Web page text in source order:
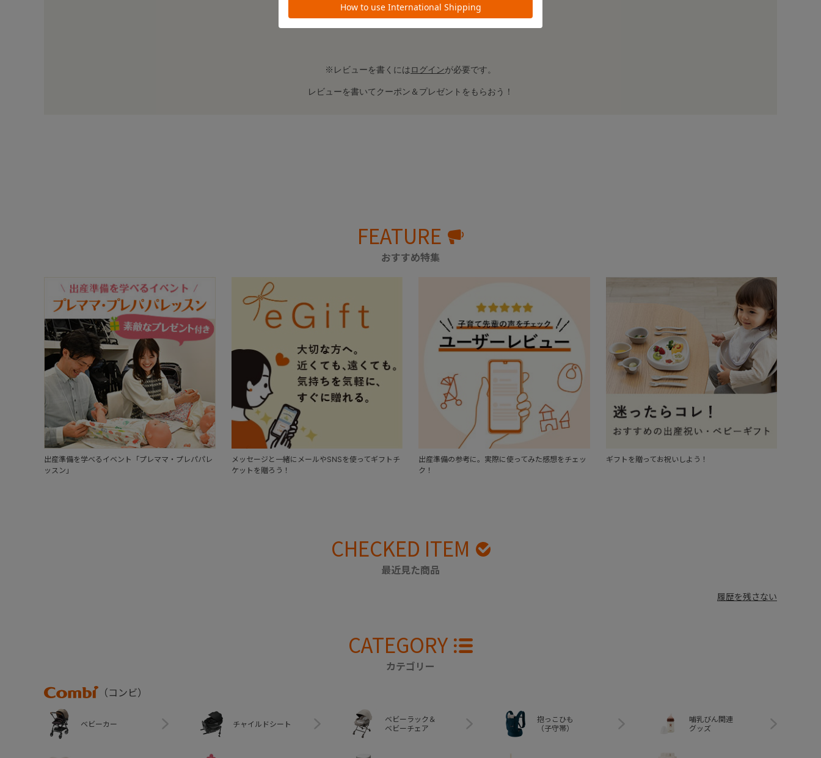
レビューはありません。
※レビューを書くにはログインが必要です。
レビューを書いてクーポン＆プレゼントをもらおう！
FEATURE
おすすめ特集
出産準備を学べるイベント「プレママ・プレパパレ
ッスン」
メッセージと一緒にメールやSNSを使ってギフトチ
ケットを贈ろう！
出産準備の参考に。実際に使ってみた感想をチェッ
ク！
ギフトを贈ってお祝いしよう！
CHECKED ITEM
最近見た商品
履歴を残さない
CATEGORY
カテゴリー
Combi
（コンビ）
ベビーカー チャイルドシート
ベビーラック＆
ベビーチェア
抱っこひも
（子守帯）
哺乳びん関連
グッズ